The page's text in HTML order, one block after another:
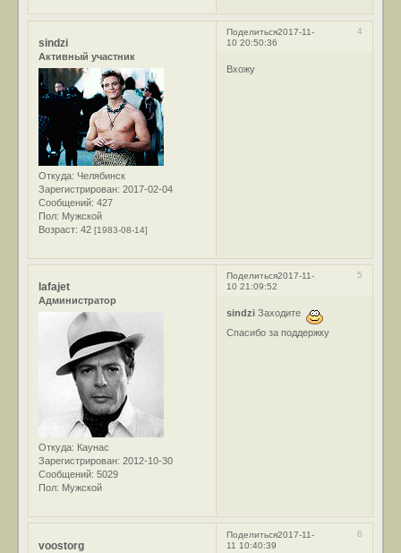
Поделиться 4
2017-11-
10 20:50:36
sindzi
Активный участник
Откуда: Челябинск
Зарегистрирован: 2017-02-04
Сообщений: 427
Пол: Мужской
Возраст: 42[1983-08-14]
Вхожу
Поделиться 5
2017-11-
10 21:09:52
lafajet
Администратор
Откуда: Каунас
Зарегистрирован: 2012-10-30
Сообщений: 5029
Пол: Мужской
sindzi Заходите
Спасибо за поддержку
Поделиться 6
2017-11-
11 10:40:39
voostorg